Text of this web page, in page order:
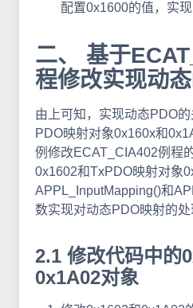
配置0x1600的值，实
二、 基于
程修改实现动
由上可知，实现动态PDO
PDO映射对象0x160x和
例修改ECAT_CIA402例程
0x1602和TxPDO映射对象
APPL_InputMapping()和
数实现对动态PDO映射的处
2.1 修改代码中的
0x1A02对象